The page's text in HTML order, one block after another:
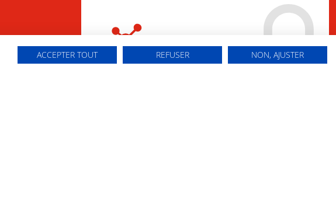
Espaces de co-
ACCEPTER TOUT REFUSER NON, AJUSTER